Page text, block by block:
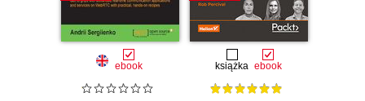
ebook książka ebook